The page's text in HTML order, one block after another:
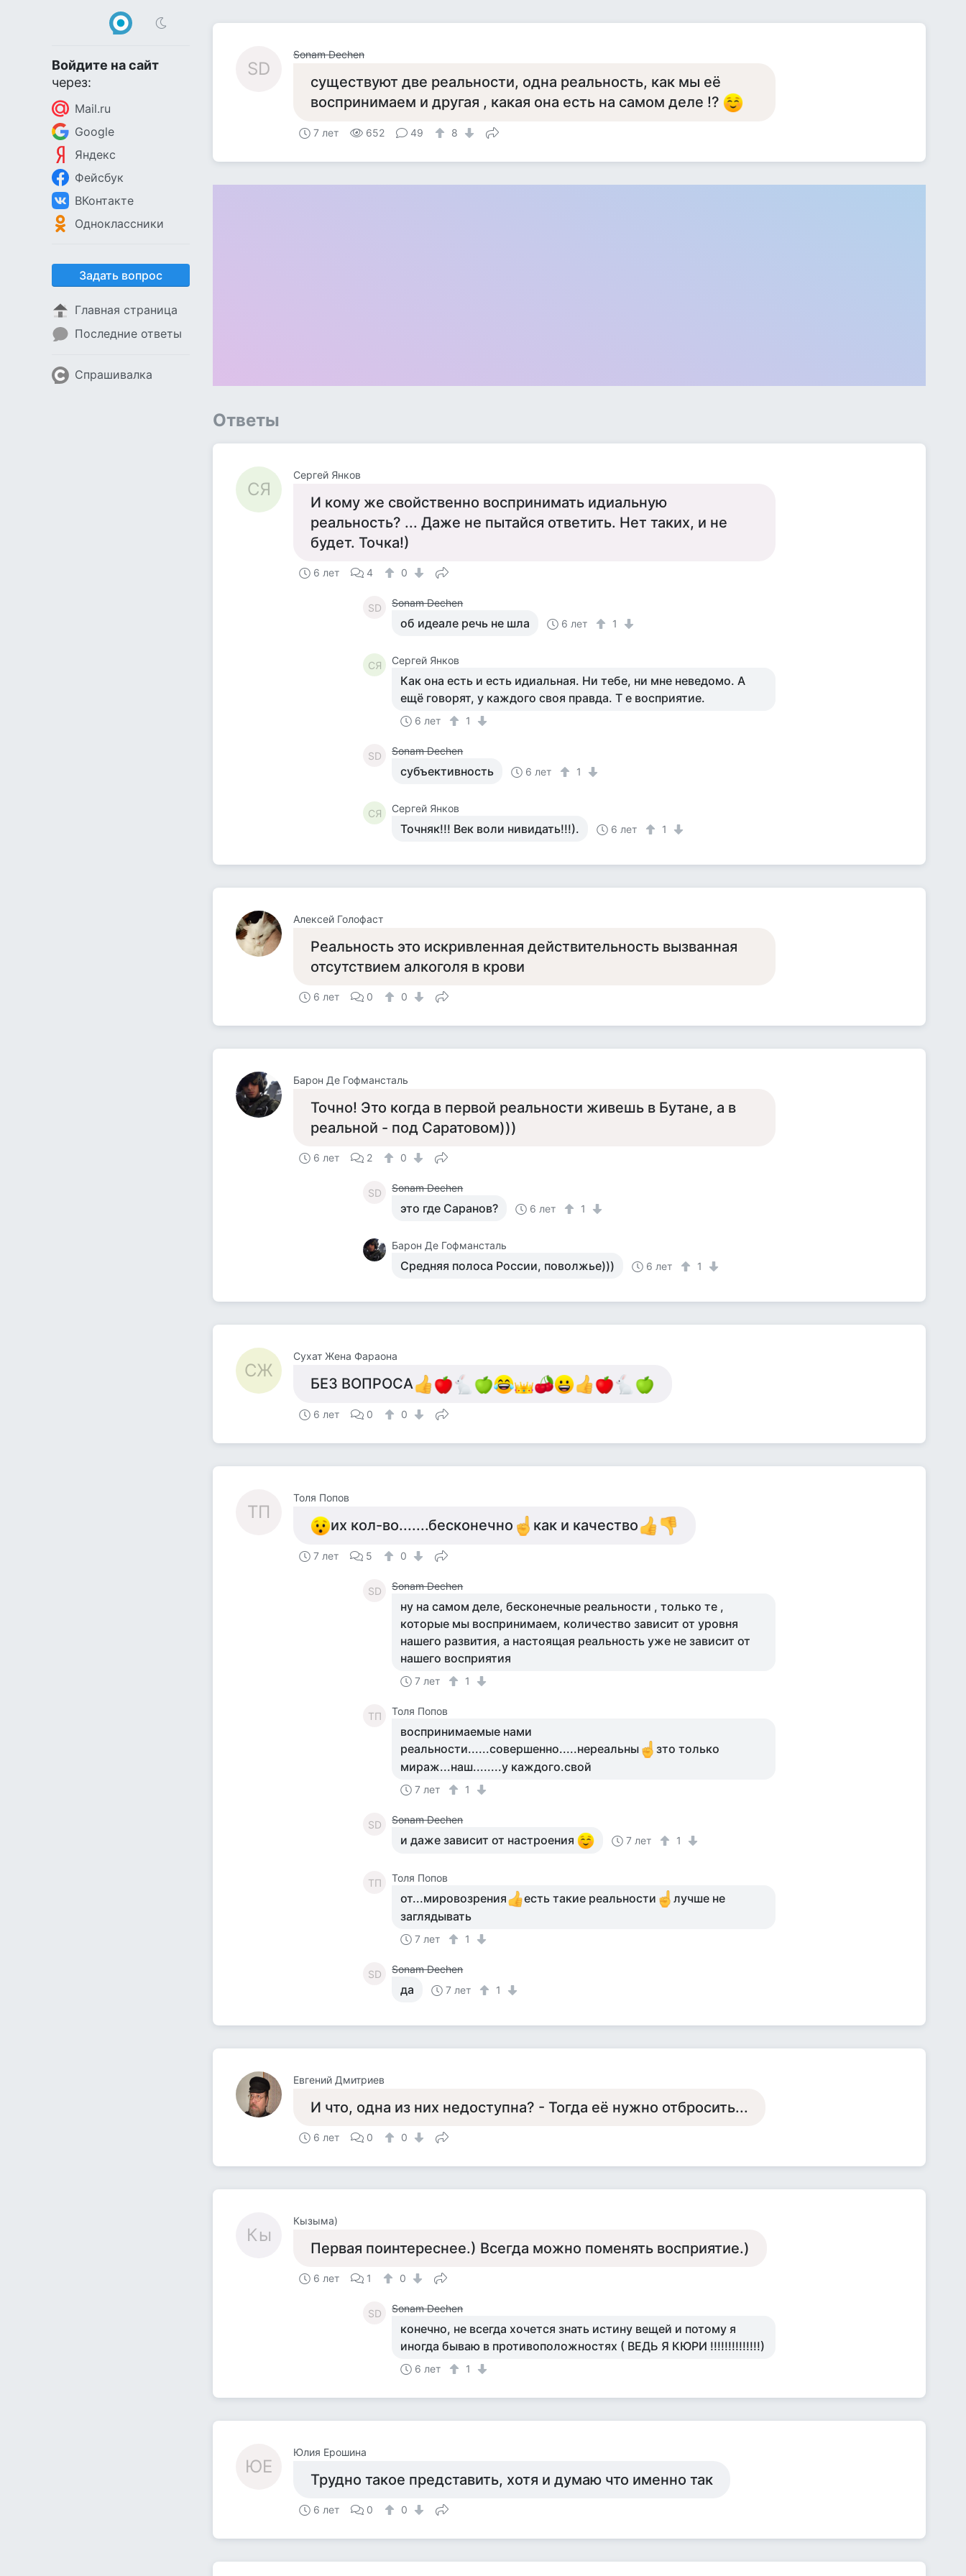
Войдите на сайт
через:
Mail.ru
Google
Яндекс
Фейсбук
ВКонтакте
Одноклассники
Задать вопрос
Главная страница
Последние ответы
Спрашивалка
SD
Sonam Dechen
существуют две реальности, одна реальность, как мы её
воспринимаем и другая , какая она есть на самом деле !?
7 лет 652 49 8
Ответы
СЯ
Сергей Янков
И кому же свойственно воспринимать идиальную
реальность? ... Даже не пытайся ответить. Нет таких, и не
будет. Точка!)
6 лет 4 0
SD Sonam Dechen
об идеале речь не шла 6 лет 1
СЯ Сергей Янков
Как она есть и есть идиальная. Ни тебе, ни мне неведомо. А
ещё говорят, у каждого своя правда. Т е восприятие.
6 лет 1
SD Sonam Dechen
субъективность 6 лет 1
СЯ Сергей Янков
Точняк!!! Век воли нивидать!!!). 6 лет 1
Алексей Голофаст
Реальность это искривленная действительность вызванная
отсутствием алкоголя в крови
6 лет 0 0
Барон Де Гофмансталь
Точно! Это когда в первой реальности живешь в Бутане, а в
реальной - под Саратовом)))
6 лет 2 0
SD Sonam Dechen
это где Саранов? 6 лет 1
Барон Де Гофмансталь
Средняя полоса России, поволжье))) 6 лет 1
СЖ
Сухат Жена Фараона
БЕЗ ВОПРОСА
6 лет 0 0
ТП
Толя Попов
их кол-во.......бесконечно как и качество
7 лет 5 0
SD Sonam Dechen
ну на самом деле, бесконечные реальности , только те ,
которые мы воспринимаем, количество зависит от уровня
нашего развития, а настоящая реальность уже не зависит от
нашего восприятия
7 лет 1
ТП Толя Попов
воспринимаемые нами
реальности......совершенно.....нереальны
зто только
мираж...наш........у каждого.свой
7 лет 1
SD Sonam Dechen
и даже зависит от настроения 7 лет 1
ТП Толя Попов
от...мировозрения есть такие реальности
лучше не
заглядывать
7 лет 1
SD Sonam Dechen
да 7 лет 1
Евгений Дмитриев
И что, одна из них недоступна? - Тогда её нужно отбросить...
6 лет 0 0
Кы
Кызыма)
Первая поинтереснее.) Всегда можно поменять восприятие.)
6 лет 1 0
SD Sonam Dechen
конечно, не всегда хочется знать истину вещей и потому я
иногда бываю в противоположностях ( ВЕДЬ Я КЮРИ !!!!!!!!!!!!!!)
6 лет 1
ЮЕ
Юлия Ерошина
Трудно такое представить, хотя и думаю что именно так
6 лет 0 0